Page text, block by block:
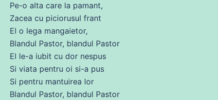
Pe-o alta care la pamant,
Zacea cu piciorusul frant
El o lega mangaietor,
Blandul Pastor, blandul Pastor
El le-a iubit cu dor nespus
Si viata pentru oi si-a pus
Si pentru mantuirea lor
Blandul Pastor, blandul Pastor